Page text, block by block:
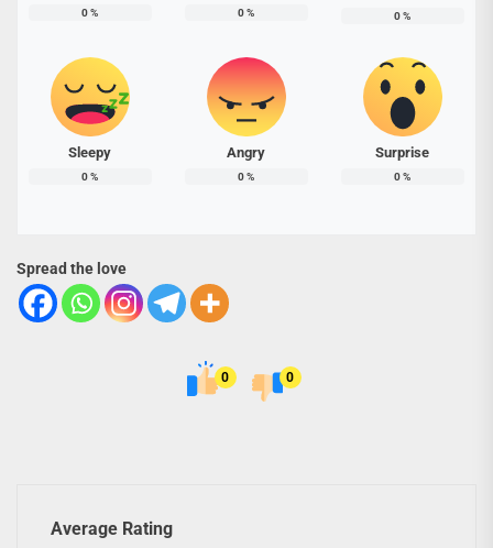
0% 0% 0%
Sleepy
0%
Angry
0%
Surprise
0%
Spread the love
0 0
Average Rating